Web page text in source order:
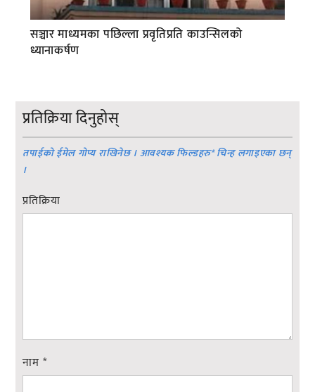
सञ्चार माध्यमका पछिल्ला प्रवृतिप्रति काउन्सिलको
ध्यानाकर्षण
प्रतिक्रिया दिनुहोस्
तपाईको ईमेल गोप्य राखिनेछ । आवश्यक फिल्डहरु*चिन्ह लगाइएका छन्
।
प्रतिक्रिया
नाम *